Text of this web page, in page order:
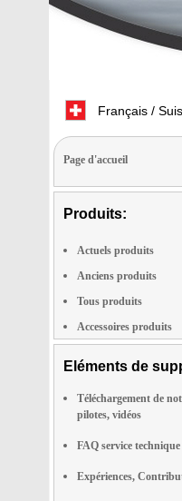
Français /
Page d'accueil
Produits:
Actuels produits
Anciens produits
Tous produits
Accessoires produits
Eléments de
Téléchargement de
pilotes, vidéos
FAQ service technique
Expériences,